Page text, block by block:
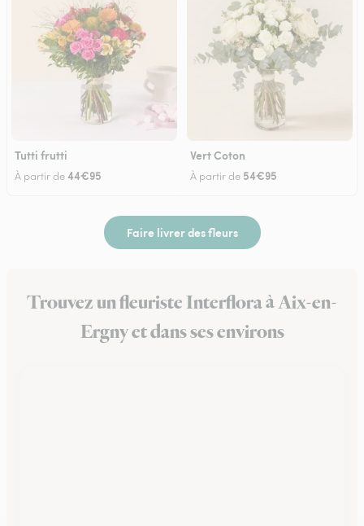
Tutti frutti
À partir de44€95
Vert Coton
À partir de 54€95
Faire livrer des fleurs
Trouvez un fleuriste Interflora à Aix-en-
Ergny et dans ses environs